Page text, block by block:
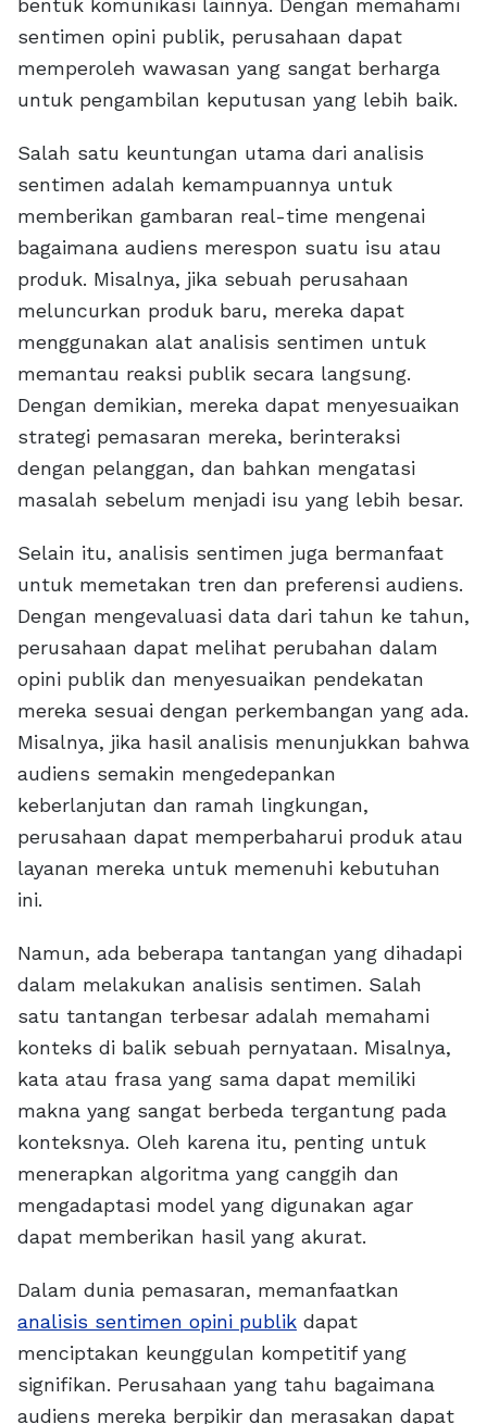
bentuk komunikasi lainnya. Dengan memahami
sentimen opini publik, perusahaan dapat
memperoleh wawasan yang sangat berharga
untuk pengambilan keputusan yang lebih baik.
Salah satu keuntungan utama dari analisis
sentimen adalah kemampuannya untuk
memberikan gambaran real-time mengenai
bagaimana audiens merespon suatu isu atau
produk. Misalnya, jika sebuah perusahaan
meluncurkan produk baru, mereka dapat
menggunakan alat analisis sentimen untuk
memantau reaksi publik secara langsung.
Dengan demikian, mereka dapat menyesuaikan
strategi pemasaran mereka, berinteraksi
dengan pelanggan, dan bahkan mengatasi
masalah sebelum menjadi isu yang lebih besar.
Selain itu, analisis sentimen juga bermanfaat
untuk memetakan tren dan preferensi audiens.
Dengan mengevaluasi data dari tahun ke tahun,
perusahaan dapat melihat perubahan dalam
opini publik dan menyesuaikan pendekatan
mereka sesuai dengan perkembangan yang ada.
Misalnya, jika hasil analisis menunjukkan bahwa
audiens semakin mengedepankan
keberlanjutan dan ramah lingkungan,
perusahaan dapat memperbaharui produk atau
layanan mereka untuk memenuhi kebutuhan
ini.
Namun, ada beberapa tantangan yang dihadapi
dalam melakukan analisis sentimen. Salah
satu tantangan terbesar adalah memahami
konteks di balik sebuah pernyataan. Misalnya,
kata atau frasa yang sama dapat memiliki
makna yang sangat berbeda tergantung pada
konteksnya. Oleh karena itu, penting untuk
menerapkan algoritma yang canggih dan
mengadaptasi model yang digunakan agar
dapat memberikan hasil yang akurat.
Dalam dunia pemasaran, memanfaatkan
analisis sentimen opini publik dapat
menciptakan keunggulan kompetitif yang
signifikan. Perusahaan yang tahu bagaimana
audiens mereka berpikir dan merasakan dapat